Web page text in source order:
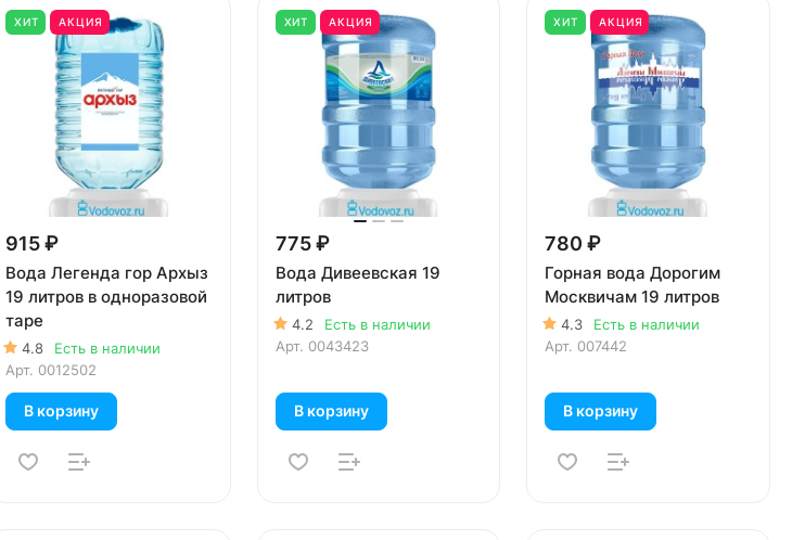
ХИТ АКЦИЯ
915 ₽
Вода Легенда гор Архыз
19 литров в одноразовой
таре
4.8
Есть в наличии
Арт. 0012502
В корзину
ХИТ АКЦИЯ
775 ₽
Вода Дивеевская 19
литров
4.2
Есть в наличии
Арт. 0043423
В корзину
ХИТ АКЦИЯ
780 ₽
Горная вода Дорогим
Москвичам 19 литров
4.3
Есть в наличии
Арт. 007442
В корзину